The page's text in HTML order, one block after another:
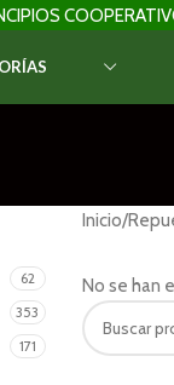
62
353
171
Inicio/
No se han